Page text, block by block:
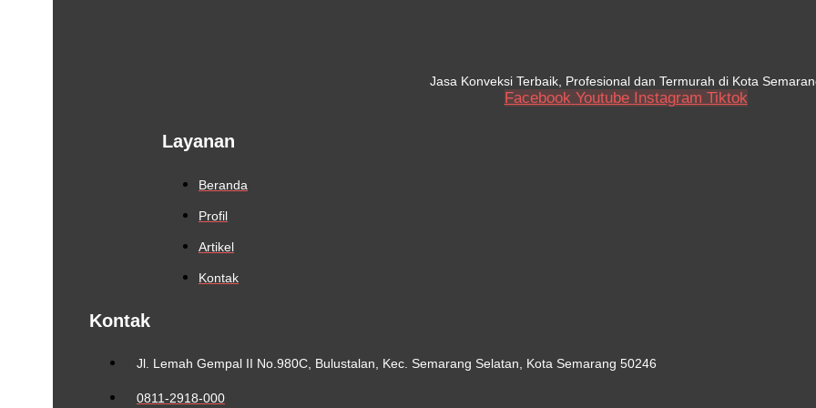
Jasa Konveksi Terbaik, Profesional dan Termurah di Kota
Facebook Youtube Instagram Tiktok
Layanan
Beranda
Profil
Artikel
Kontak
Kontak
Jl. Lemah Gempal II No.980C, Bulustalan, Kec. Semarang Selatan, Kota Semarang 50246
0811-2918-000